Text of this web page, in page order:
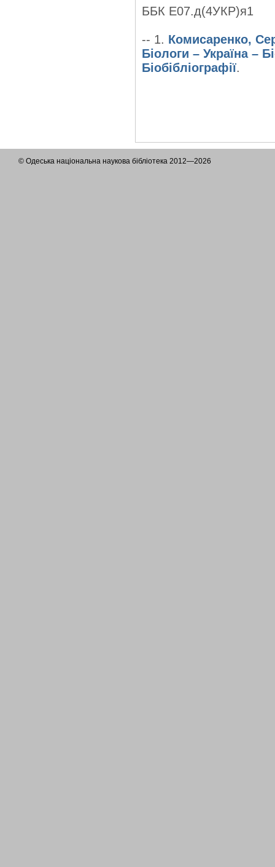
ББК Е07.д(4УКР)я1
-- 1. Комисаренко,
Біологи – Україна –
Біобібліографії.
© Одеська національна наукова бібліотека 2012—2026